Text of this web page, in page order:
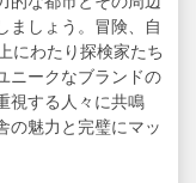
ましょう。冒険、自
にわたり探検家たち
ニークなブランドの
視する人々に共鳴
の魅力と完璧にマッ